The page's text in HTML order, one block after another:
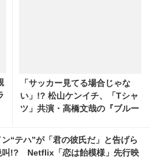
「サッカー見てる場合じゃな
い」!? 松山ケンイチ、「Tシャ
ツ」共演・高橋文哉の『ブルー
枚目の写真・画像 | cinemacaf
e.net
“テハ”が「君の彼氏だ」と告げら
叫!? Netflix「恋は飴模様」先行映